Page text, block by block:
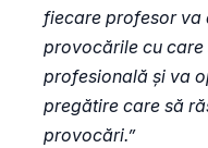
fiecare profesor va
provocările cu
profesională și va
pregătire care să
provocări.”